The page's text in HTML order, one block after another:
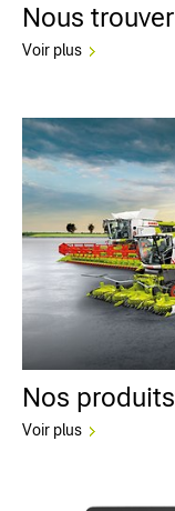
Nous trouver
Voir plus
Nos produits
Voir plus